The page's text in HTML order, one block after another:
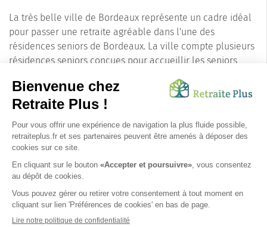
La très belle ville de Bordeaux représente un cadre idéal
pour passer une retraite agréable dans l'une des
résidences seniors de Bordeaux. La ville compte plusieurs
résidences seniors conçues pour accueillir les seniors
optimales. Sur la terrasse de son appartement privatif ou
de l'un des charmants café de la ville on profitera des
conjoint ou de la famille. Les services de portage des
repas et de restauration de la résidence permettent de
recevoir des invités chez soi sans se fatiguer.